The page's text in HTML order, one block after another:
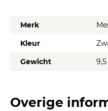
Merk
Kleur
Gewicht
Overige